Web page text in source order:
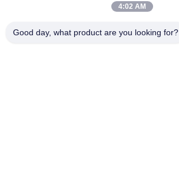
ที่อยู่
4:02 AM
Good day, what product are you looking for?